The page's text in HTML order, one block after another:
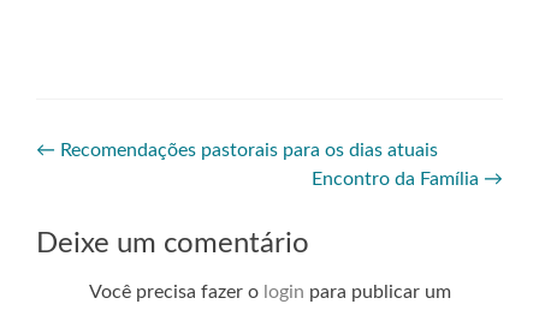
← Recomendações pastorais para os dias atuais
Encontro da Família →
Deixe um comentário
Você precisa fazer o login para publicar um